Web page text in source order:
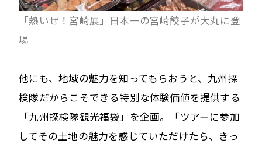
「熱いぜ！宮崎展」日本一の宮崎餃子が大丸に登
場
他にも、地域の魅力を知ってもらおうと、九州探
検隊だからこそできる特別な体験価値を提供する
「九州探検隊観光福袋」を企画。「ツアーに参加
してその土地の魅力を感じていただけたら、きっ